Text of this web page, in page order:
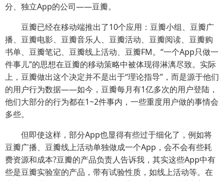
分、独立App的公司——豆瓣。
豆瓣已经在移动端推出了10个应用：豆瓣小组、豆瓣广
播、豆瓣电影、豆瓣音乐人、豆瓣活动、豆瓣阅读、豆瓣购
书单、豆瓣笔记、豆瓣线上活动、豆瓣FM。“一个App只做一
件事儿”的思想在豆瓣的移动策略中被体现得淋漓尽致。实际
上，豆瓣做出这个决定并不是出于“理论指导”，而是源于他们
的用户行为数据——如今，豆瓣每月有1亿多次的用户登陆，
他们大部分的行为都在1~2件事内，一些重度用户做的事情会
多些。
但即使这样，部分App也显得有些过于细化了，例如将
豆瓣广播、豆瓣线上活动单独做成一个App，会不会有些耗
费资源和成本?豆瓣的产品负责人告诉我，其实这些App中有
些是豆瓣实验室的产品，带有试验性质，如线上活动等。在